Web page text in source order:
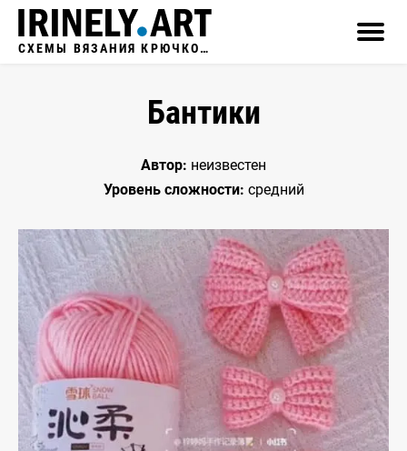
СХЕМЫ ВЯЗАНИЯ КРЮЧКОМ
Бантики
Автор: неизвестен
Уровень сложности: средний